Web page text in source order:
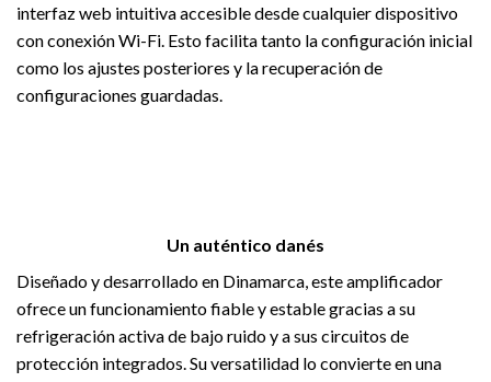
interfaz web intuitiva accesible desde cualquier dispositivo
con conexión Wi-Fi. Esto facilita tanto la configuración inicial
como los ajustes posteriores y la recuperación de
configuraciones guardadas.
Un auténtico danés
Diseñado y desarrollado en Dinamarca, este amplificador
ofrece un funcionamiento fiable y estable gracias a su
refrigeración activa de bajo ruido y a sus circuitos de
protección integrados. Su versatilidad lo convierte en una